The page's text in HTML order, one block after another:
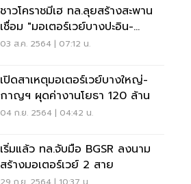
ชาวโคราชมีเฮ ทล.ลุยสร้างสะพาน
เชื่อม "มอเตอร์เวย์บางปะอิน-
นครราชสีมา"
03 ส.ค. 2564 | 07:12 น.
เปิดสาเหตุมอเตอร์เวย์บางใหญ่-
กาญฯ ผุดค่างานโยธา 120 ล้าน
04 ก.ย. 2564 | 04:42 น.
เริ่มแล้ว ทล.จับมือ BGSR ลงนาม
สร้างมอเตอร์เวย์ 2 สาย